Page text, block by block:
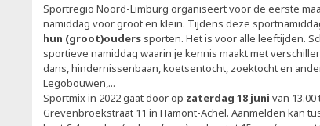
Sportregio Noord-Limburg organiseert voor de eerste
namiddag voor groot en klein. Tijdens deze
hun (groot)ouders sporten. Het is voor alle leeftijden.
sportieve namiddag waarin je kennis maakt met
dans, hindernissenbaan, koetsentocht, zoektocht en
Legobouwen,...
Sportmix in 2022 gaat door op zaterdag 18 juni van
Grevenbroekstraat 11 in Hamont-Achel. Aanmelden kan